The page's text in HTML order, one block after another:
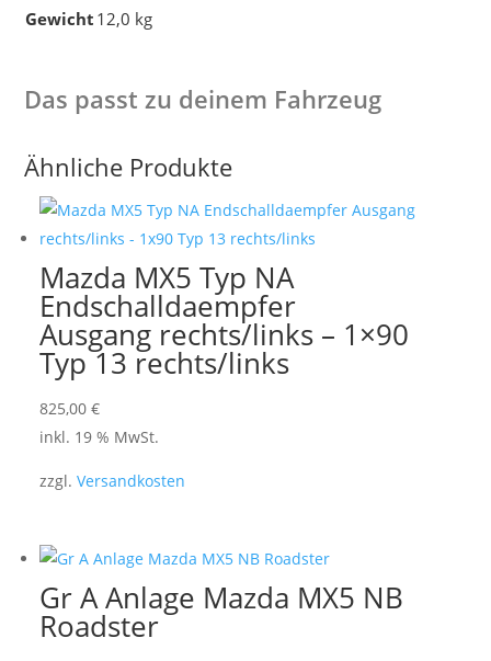
Gewicht 12,0 kg
Das passt zu deinem Fahrzeug
Ähnliche Produkte
Mazda MX5 Typ NA
Endschalldaempfer
Ausgang rechts/links – 1×90
Typ 13 rechts/links
825,00€
inkl. 19 % MwSt.
zzgl.Versandkosten
Gr A Anlage Mazda MX5 NB
Roadster